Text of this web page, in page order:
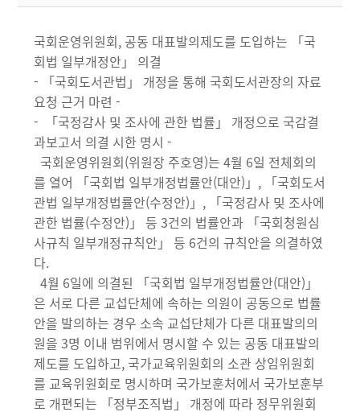
국회운영위원회, 공동 대표발의제도를 도입하는 「국
회법 일부개정안」 의결
- 「국회도서관법」 개정을 통해 국회도서관장의 자료
요청 근거 마련 -
- 「국정감사 및 조사에 관한 법률」 개정으로 국감결
과보고서 의결 시한 명시 -
국회운영위원회(위원장 주호영)는 4월 6일 전체회의
를 열어 「국회법 일부개정법률안(대안)」, 「국회도서
관법 일부개정법률안(수정안)」, 「국정감사 및 조사에
관한 법률(수정안)」 등 3건의 법률안과 「국회청원심
사규칙 일부개정규칙안」 등 6건의 규칙안을 의결하였
다.
4월 6일에 의결된 「국회법 일부개정법률안(대안)」
은 서로 다른 교섭단체에 속하는 의원이 공동으로 법률
안을 발의하는 경우 소속 교섭단체가 다른 대표발의의
원을 3명 이내 범위에서 명시할 수 있는 공동 대표발의
제도를 도입하고, 국가교육위원회의 소관 상임위원회
를 교육위원회로 명시하며 국가보훈처에서 국가보훈부
로 개편되는 「정부조직법」 개정에 따라 정무위원회